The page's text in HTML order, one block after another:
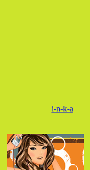
i-n-k-a